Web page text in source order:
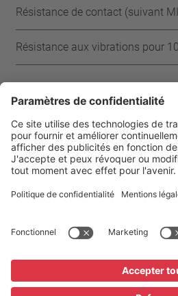
Résistance de contact (suivant
Résistance aux vibrations pour
Approbations
IEC VDE UL CSA CQC
Mentions légales
Protection